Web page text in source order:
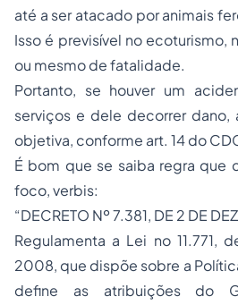
até a ser atacado por animais
Isso é previsível no
ou mesmo de fatalidade.
Portanto, se houver um
serviços e dele decorrer dano,
objetiva, conforme art. 14 do
É bom que se saiba regra que
foco,verbis:
“DECRETO Nº 7.381, DE 2 DE
Regulamenta a Lei no 11.771,
2008, que dispõe sobre a
define as atribuições do